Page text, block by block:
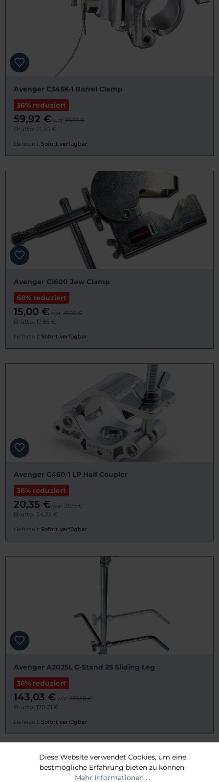
Avenger C345K-1 Barrel Clamp
36% reduziert
59,92 € war: 93,63 €
Brutto: 71,30 €
Lieferzeit: Sofort verfügbar
Avenger C1600 Jaw Clamp
68% reduziert
15,00 € war: 47,00 €
Brutto: 17,85 €
Lieferzeit: Sofort verfügbar
Avenger C460-1 LP Half Coupler
36% reduziert
20,35 € war: 31,79 €
Brutto: 24,22 €
Lieferzeit: Sofort verfügbar
Avenger A2025L C-Stand 25 Sliding Leg
36% reduziert
143,03 € war: 223,48 €
Brutto: 170,21 €
Lieferzeit: Sofort verfügbar
Diese Website verwendet Cookies, um eine
bestmögliche Erfahrung bieten zu können.
Mehr Informationen ...